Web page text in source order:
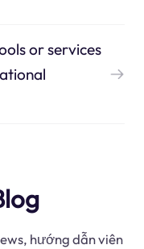
or services
hướng dẫn viên